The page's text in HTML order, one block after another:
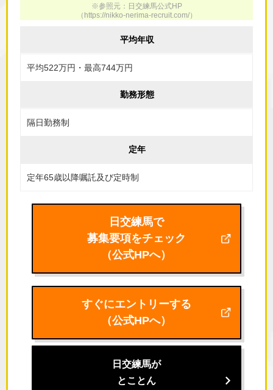
※参照元：日交練馬公式HP
（ https://nikko-nerima-recruit.com/）
平均年収
平均522万円・最高744万円
勤務形態
隔日勤務制
定年
定年65歳以降嘱託及び定時制
日交練馬で
募集要項をチェック
（公式HPへ）
すぐにエントリーする
（公式HPへ）
日交練馬が
とことん